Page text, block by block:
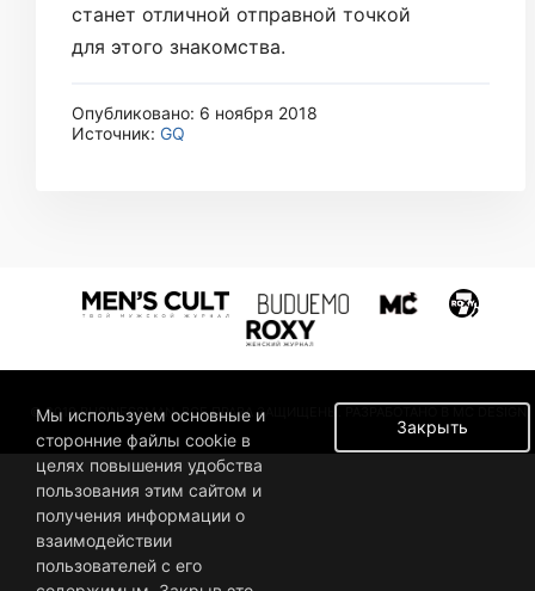
станет отличной отправной точкой
для этого знакомства.
Опубликовано: 6 ноября 2018
Источник: GQ
© 2019 BUSINESSMAN. ВСЕ ПРАВА ЗАЩИЩЕНЫ. РАЗРАБОТАНО В MC DESIGN.
Закрыть
Мы используем основные и
сторонние файлы cookie в
целях повышения удобства
пользования этим сайтом и
получения информации о
взаимодействии
пользователей с его